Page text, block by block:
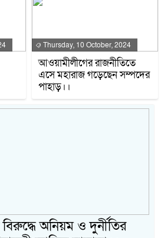
Thursday, 10 October, 2024
আওয়ামীলীগের রাজনীতিতে
এসে মহারাজ গড়েছেন সম্পদের
পাহাড়।।
বিরুদ্ধে অনিয়ম ও দুর্নীতির